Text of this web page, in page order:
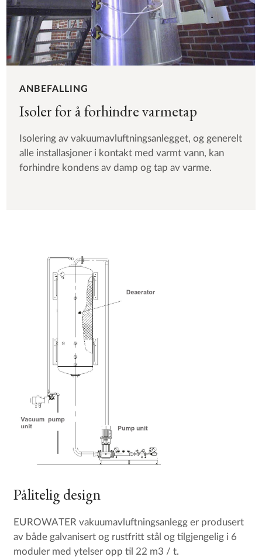
ANBEFALLING
Isoler for å forhindre varmetap
Isolering av vakuumavluftningsanlegget, og generelt
alle installasjoner i kontakt med varmt vann, kan
forhindre kondens av damp og tap av varme.
Pålitelig design
EUROWATER vakuumavluftningsanlegg er produsert
av både galvanisert og rustfritt stål og tilgjengelig i 6
moduler med ytelser opp til 22 m3 / t.